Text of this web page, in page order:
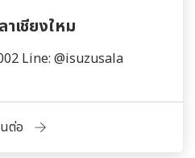
เชียงใหม
Line: @isuzusala
ต่อ